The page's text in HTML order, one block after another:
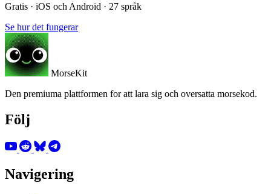
Gratis · iOS och Android · 27 språk
Se hur det fungerar
MorseKit
Den premiuma plattformen for att lara sig och oversatta morsekod.
Följ
Navigering